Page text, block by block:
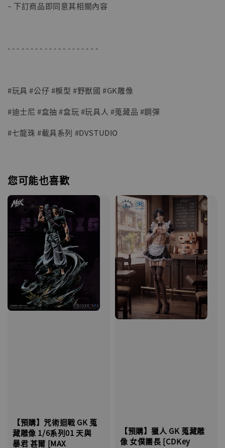
– 下訂商品即同意其相關內容
- - - - - - - - - - - - - - - - - - - -
#玩具 #公仔 #模型 #野獸國 #GK雕像
#迪士尼 #盒抽 #盒玩 #玩具人 #蒐藏品 #鋼彈
#七龍珠 #載具系列 #DVSTUDIO
您可能也喜歡
【預購】咒術迴戰 GK 蒐
藏雕像 1/6系列01 天與
暴君 甚爾 [MAX
【預購】獵人 GK 蒐藏雕
像 女僕團長 [CDKey